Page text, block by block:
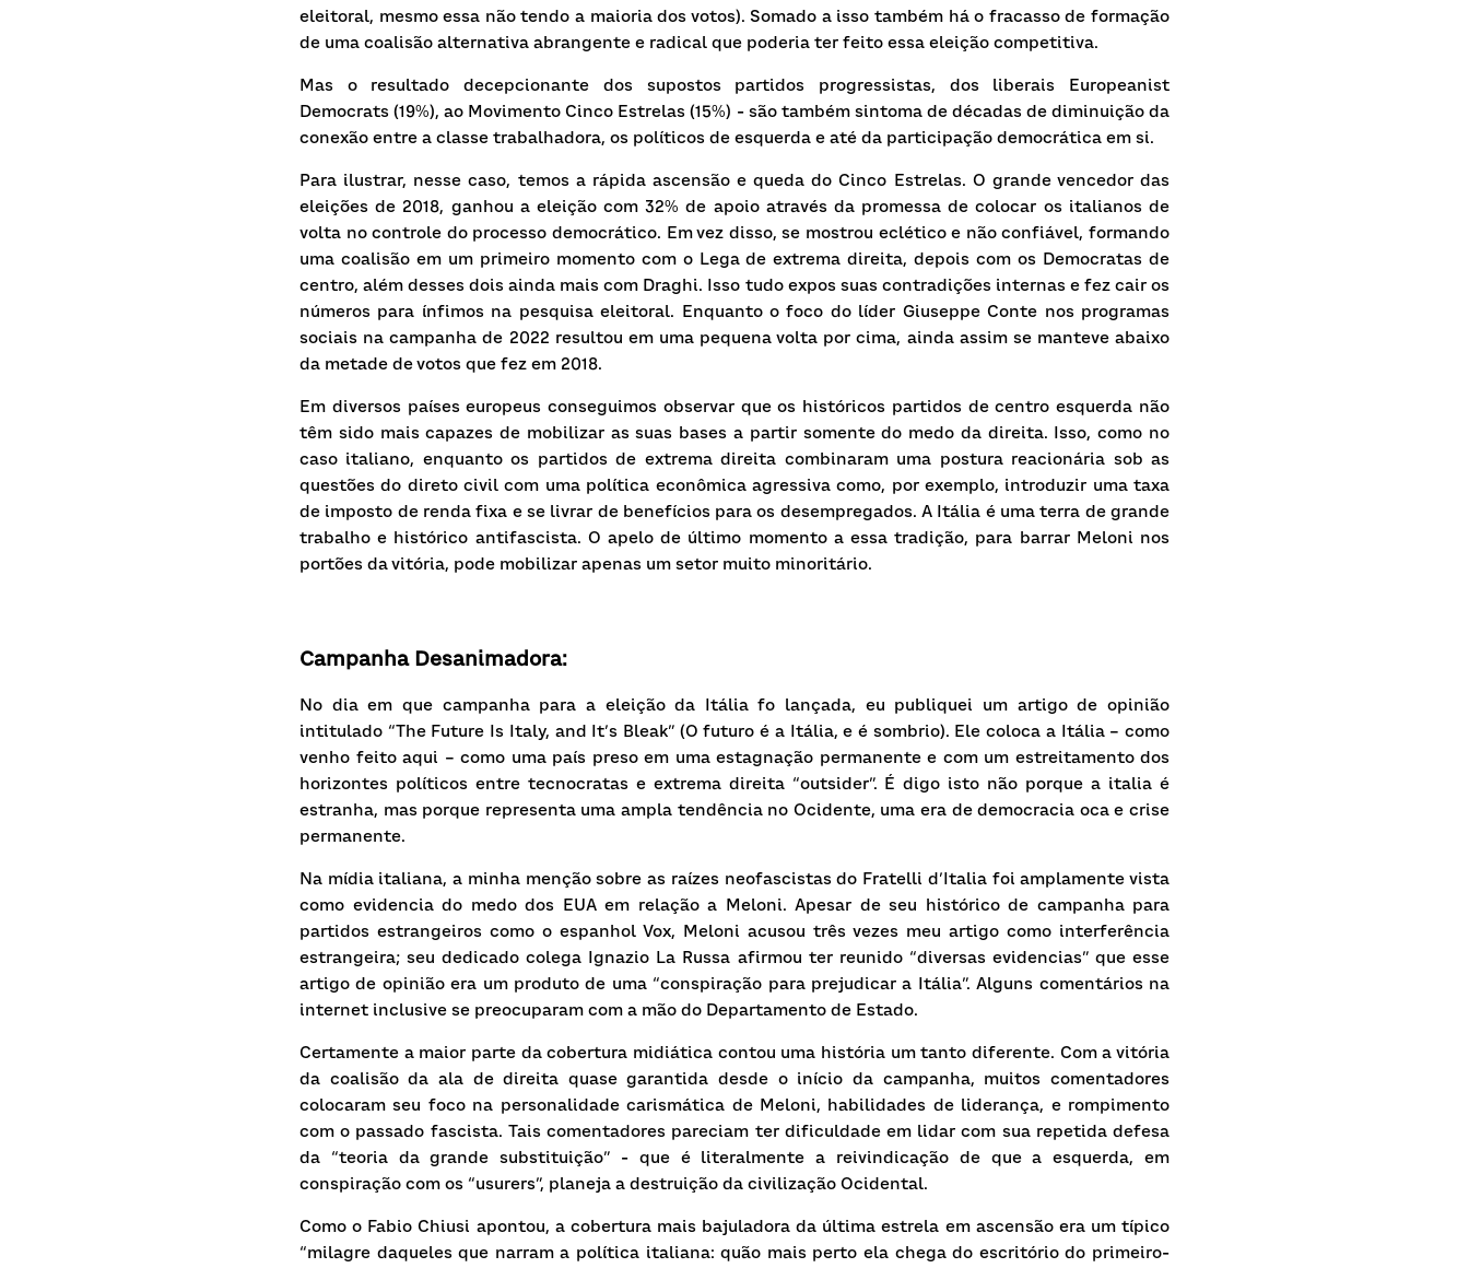
eleitoral, mesmo essa não tendo a maioria dos votos). Somado a isso também há o fracasso de formação
de uma coalisão alternativa abrangente e radical que poderia ter feito essa eleição competitiva.
Mas o resultado decepcionante dos supostos partidos progressistas, dos liberais
Europeanist
Democrats (19%), ao Movimento Cinco Estrelas (15%) - são também sintoma de décadas de diminuição da
conexão entre a classe trabalhadora, os políticos de esquerda e até da participação democrática em si.
Para ilustrar, nesse caso, temos a rápida ascensão e queda do Cinco Estrelas. O grande vencedor das
eleições de 2018, ganhou a eleição com 32% de apoio através da promessa de colocar os italianos de
volta no controle do processo democrático. Em vez disso, se mostrou eclético e não confiável, formando
uma coalisão em um primeiro momento com o Lega de extrema direita, depois com os Democratas de
centro, além desses dois ainda mais com Draghi. Isso tudo expos suas contradições internas e fez cair os
números para ínfimos na pesquisa eleitoral. Enquanto o foco do líder Giuseppe Conte nos programas
sociais na campanha de 2022 resultou em uma pequena volta por cima, ainda assim se manteve abaixo
da metade de votos que fez em 2018.
Em diversos países europeus conseguimos observar que os históricos partidos de centro esquerda não
têm sido mais capazes de mobilizar as suas bases a partir somente do medo da direita. Isso, como no
caso italiano, enquanto os partidos de extrema direita combinaram uma postura reacionária sob as
questões do direto civil com uma política econômica agressiva como, por exemplo, introduzir uma taxa
de imposto de renda fixa e se livrar de benefícios para os desempregados. A Itália é uma terra de grande
trabalho e histórico antifascista. O apelo de último momento a essa tradição, para barrar Meloni nos
portões da vitória, pode mobilizar apenas um setor muito minoritário.
Campanha Desanimadora:
No dia em que campanha para a eleição da Itália fo lançada, eu publiquei um artigo de opinião
intitulado “The Future Is Italy, and It’s Bleak” (O futuro é a Itália, e é sombrio). Ele coloca a Itália – como
venho feito aqui – como uma país preso em uma estagnação permanente e com um estreitamento dos
horizontes políticos entre tecnocratas e extrema direita “outsider”. É digo isto não porque a italia é
estranha, mas porque representa uma ampla tendência no Ocidente, uma era de democracia oca e crise
permanente.
Na mídia italiana, a minha menção sobre as raízes neofascistas do Fratelli d’Italia foi amplamente vista
como evidencia do medo dos EUA em relação a Meloni. Apesar de seu histórico de campanha para
partidos estrangeiros como o espanhol Vox, Meloni acusou três vezes meu artigo como interferência
estrangeira; seu dedicado colega Ignazio La Russa afirmou ter reunido “diversas evidencias” que esse
artigo de opinião era um produto de uma “conspiração para prejudicar a Itália”. Alguns comentários na
internet inclusive se preocuparam com a mão do Departamento de Estado.
Certamente a maior parte da cobertura midiática contou uma história um tanto diferente. Com a vitória
da coalisão da ala de direita quase garantida desde o início da campanha, muitos comentadores
colocaram seu foco na personalidade carismática de Meloni, habilidades de liderança, e rompimento
com o passado fascista. Tais comentadores pareciam ter dificuldade em lidar com sua repetida defesa
da “teoria da grande substituição” - que é literalmente a reivindicação de que a esquerda, em
conspiração com os “usurers”, planeja a destruição da civilização Ocidental.
Como o Fabio Chiusi apontou, a cobertura mais bajuladora da última estrela em ascensão era um típico
“milagre daqueles que narram a política italiana: quão mais perto ela chega do escritório do primeiro-